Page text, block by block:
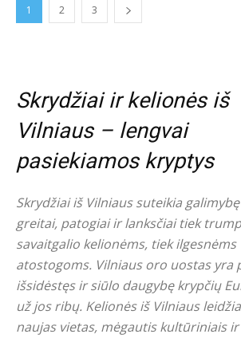
1 2 3
Skrydžiai ir kelionės iš
Vilniaus – lengvai
pasiekiamos kryptys
Skrydžiai iš Vilniaus suteikia
greitai, patogiai ir lanksčiai tiek
savaitgalio kelionėms, tiek ilgesnėms
atostogoms. Vilniaus oro uostas yra
išsidėstęs ir siūlo daugybę krypčių
už jos ribų. Kelionės iš Vilniaus
naujas vietas, mėgautis kultūriniais